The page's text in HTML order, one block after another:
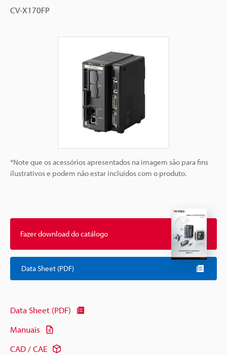
CV-X170FP
*Note que os acessórios apresentados na imagem são para fins
ilustrativos e podem não estar incluídos com o produto.
Fazer download do catálogo
Data Sheet (PDF)
Data Sheet (PDF)
Manuais
CAD / CAE